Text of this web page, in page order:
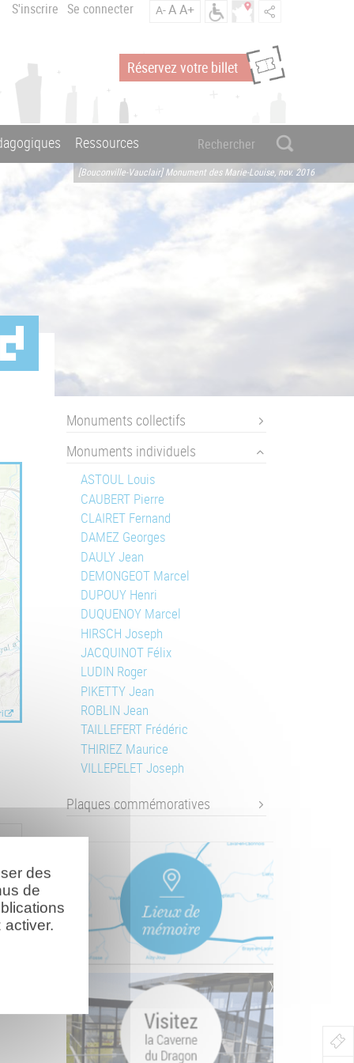
S'inscrire Se connecter A-AA+
Réservez votre billet
Ressources
[Bouconville-Vauclair] Monument des Marie-Louise, nov. 2016
Monuments collectifs
Monuments individuels
ASTOUL Louis
CAUBERT Pierre
CLAIRET Fernand
DAMEZ Georges
DAULY Jean
DEMONGEOT Marcel
DUPOUY Henri
DUQUENOY Marcel
HIRSCH Joseph
JACQUINOT Félix
LUDIN Roger
PIKETTY Jean
ROBLIN Jean
TAILLEFERT Frédéric
THIRIEZ Maurice
VILLEPELET Joseph
Plaques commémoratives
des
de